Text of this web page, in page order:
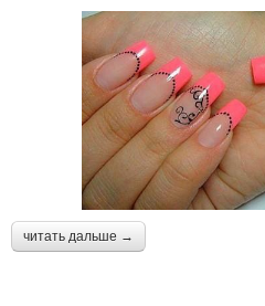
читать дальше →